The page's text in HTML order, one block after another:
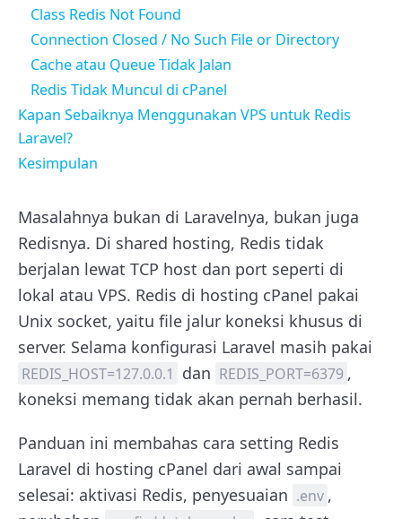
Class Redis Not Found
Connection Closed / No Such File or Directory
Cache atau Queue Tidak Jalan
Redis Tidak Muncul di cPanel
Kapan Sebaiknya Menggunakan VPS untuk Redis
Laravel?
Kesimpulan
Masalahnya bukan di Laravelnya, bukan juga
Redisnya. Di shared hosting, Redis tidak
berjalan lewat TCP host dan port seperti di
lokal atau VPS. Redis di hosting cPanel pakai
Unix socket, yaitu file jalur koneksi khusus di
server. Selama konfigurasi Laravel masih pakai
REDIS_HOST=127.0.0.1 dan REDIS_PORT=6379 ,
koneksi memang tidak akan pernah berhasil.
Panduan ini membahas cara setting Redis
Laravel di hosting cPanel dari awal sampai
selesai: aktivasi Redis, penyesuaian .env ,